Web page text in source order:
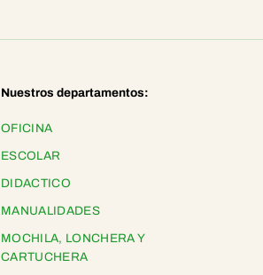
o
V
e
r
a
1
1
0
G
Nuestros departamentos:
OFICINA
ESCOLAR
DIDACTICO
MANUALIDADES
MOCHILA, LONCHERA Y
CARTUCHERA